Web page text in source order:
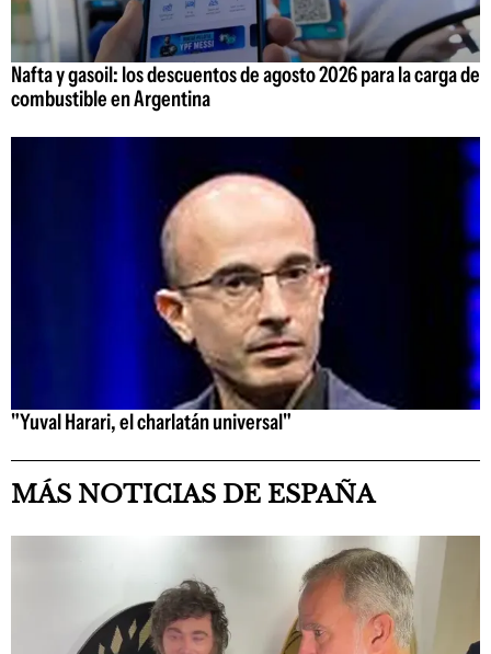
Nafta y gasoil: los descuentos de agosto 2026 para la carga de
combustible en Argentina
"Yuval Harari, el charlatán universal"
MÁS NOTICIAS DE ESPAÑA